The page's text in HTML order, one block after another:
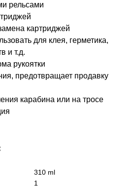
рельсами
картриджей
для клея, герметика,
и т.д.
рукоятки
предотвращает продавку
карабина или на тросе
310 ml
1